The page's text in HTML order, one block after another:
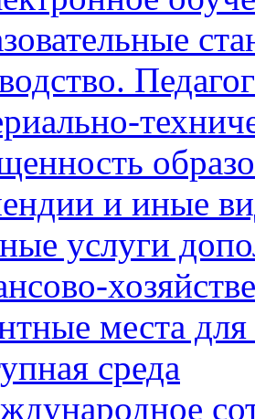
и иные
услуги
места для
среда